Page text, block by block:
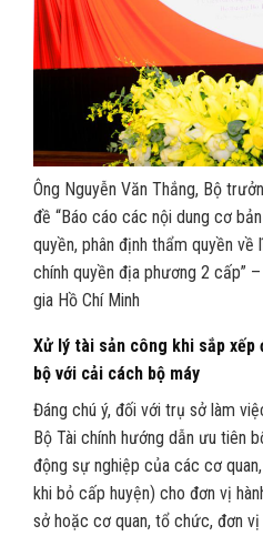
Ông Nguyễn Văn Thắng, Bộ
đề “Báo cáo các nội dung cơ
quyền, phân định thẩm quyền
chính quyền địa phương 2 cấp”
gia Hồ Chí Minh
Xử lý tài sản công khi sắp xếp
bộ với cải cách bộ máy
Đáng chú ý, đối với trụ sở làm
Bộ Tài chính hướng dẫn ưu tiên
động sự nghiệp của các cơ
khi bỏ cấp huyện) cho đơn vị
sở hoặc cơ quan, tổ chức, đơn